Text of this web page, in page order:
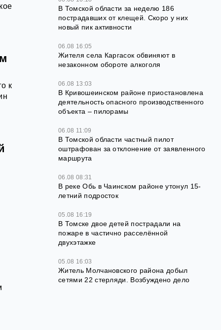
к
В Томской области за неделю 186
пострадавших от клещей. Скоро у них
новый пик активности
06.08 16:05
Жителя села Каргасок обвиняют в
незаконном обороте алкоголя
06.08 13:03
В Кривошеинском районе приостановлена
деятельность опасного производственного
объекта – пилорамы
06.08 11:09
В Томской области частный пилот
оштрафован за отклонение от заявленного
маршрута
06.08 08:31
В реке Обь в Чаинском районе утонул 15-
летний подросток
05.08 16:19
В Томске двое детей пострадали на
пожаре в частично расселённой
двухэтажке
05.08 16:03
Житель Молчановского района добыл
сетями 22 стерляди. Возбуждено дело